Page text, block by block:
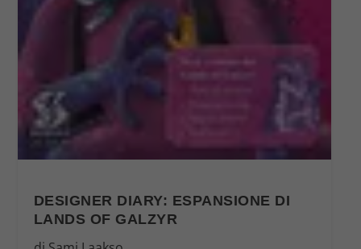
DESIGNER DIARY: ESPANSIONE DI
LANDS OF GALZYR